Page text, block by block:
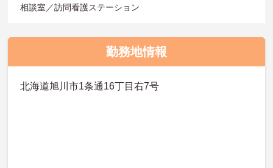
相談室／訪問看護ステーション
勤務地情報
北海道旭川市1条通16丁目右7号